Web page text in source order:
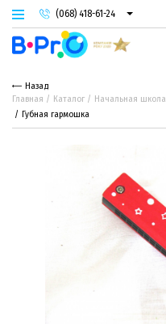
(068) 418-61-24
(093) 974-66-94
(095) 987-29-55
Назад
Главная
Каталог Начальная школа
Губная гармошка